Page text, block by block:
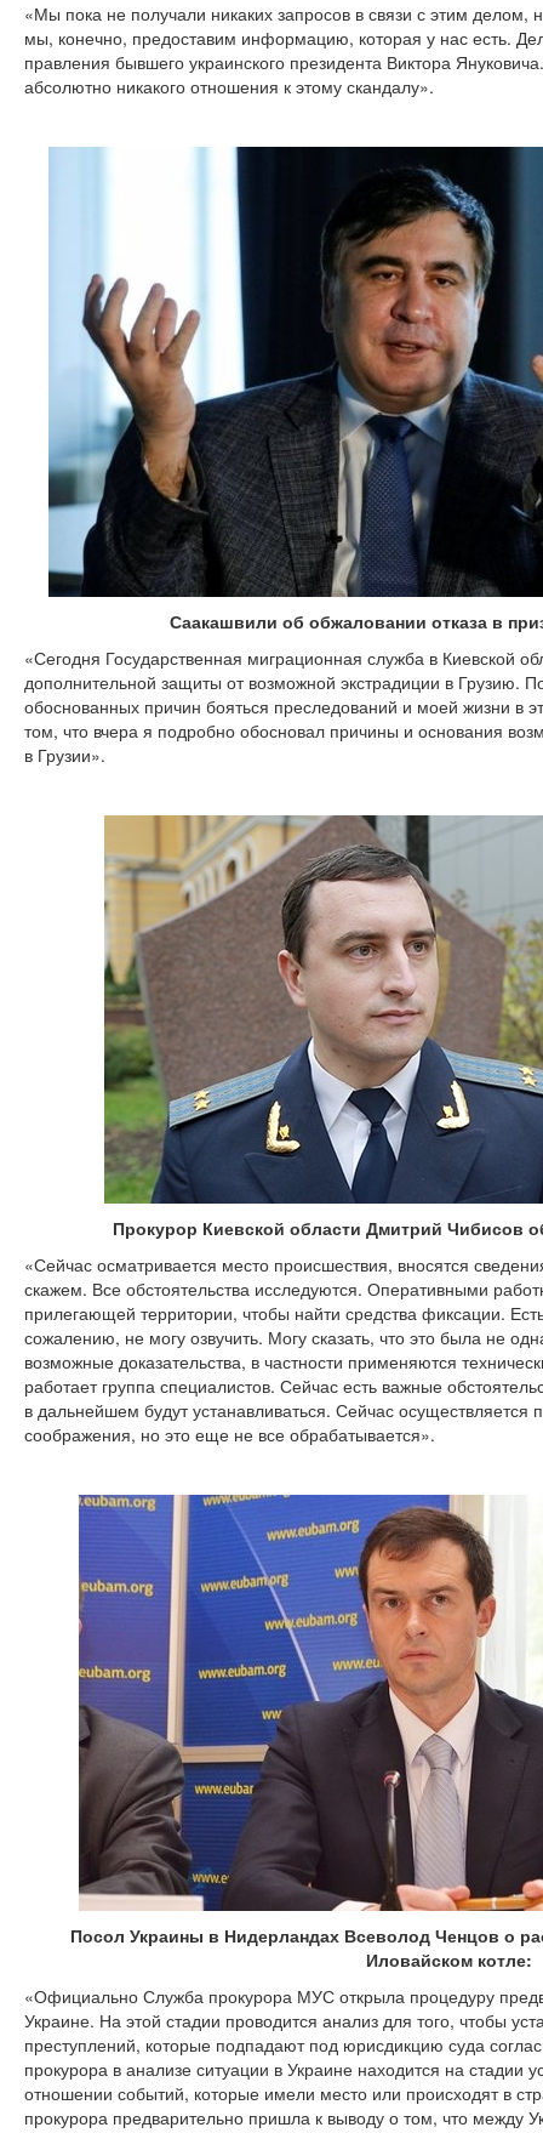
«Мы пока не получали никаких запросов в связи с этим делом,
мы, конечно, предоставим информацию, которая у нас есть.
правления бывшего украинского президента Виктора
абсолютно никакого отношения к этому скандалу».
Саакашвили об обжаловании отказа в
«Сегодня Государственная миграционная служба в Киевской
дополнительной защиты от возможной экстрадиции в Грузию.
обоснованных причин бояться преследований и моей жизни в
том, что вчера я подробно обосновал причины и основания
в Грузии».
Прокурор Киевской области Дмитрий Чибисов
«Сейчас осматривается место происшествия, вносятся
скажем. Все обстоятельства исследуются. Оперативными
прилегающей территории, чтобы найти средства фиксации.
сожалению, не могу озвучить. Могу сказать, что это была не
возможные доказательства, в частности применяются
работает группа специалистов. Сейчас есть важные
в дальнейшем будут устанавливаться. Сейчас осуществляется
соображения, но это еще не все обрабатывается».
Посол Украины в Нидерландах Всеволод Ченцов о
Иловайском котле:
«Официально Служба прокурора МУС открыла процедуру
Украине. На этой стадии проводится анализ для того, чтобы
преступлений, которые подпадают под юрисдикцию суда
прокурора в анализе ситуации в Украине находится на
отношении событий, которые имели место или происходят в
прокурора предварительно пришла к выводу о том, что между